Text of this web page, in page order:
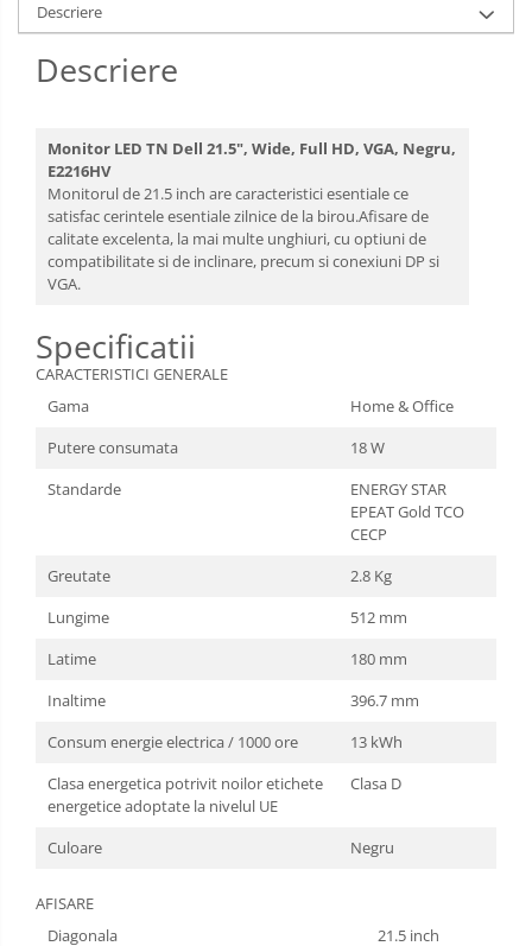
Descriere
Descriere
Monitor LED TN Dell 21.5", Wide, Full HD, VGA, Negru,
E2216HV
Monitorul de 21.5 inch are caracteristici esentiale ce
satisfac cerintele esentiale zilnice de la birou.Afisare de
calitate excelenta, la mai multe unghiuri, cu optiuni de
compatibilitate si de inclinare, precum si conexiuni DP si
VGA.
Specificatii
CARACTERISTICI GENERALE
Gama
Home & Office
Putere consumata
18 W
Standarde
ENERGY STAR
EPEAT Gold TCO
CECP
Greutate
2.8 Kg
Lungime
512 mm
Latime
180 mm
Inaltime
396.7 mm
Consum energie electrica / 1000 ore
13 kWh
Clasa energetica potrivit noilor etichete
energetice adoptate la nivelul UE
Clasa D
Culoare Negru
AFISARE
Diagonala
21.5 inch